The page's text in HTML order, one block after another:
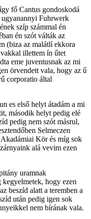
fő Cantus gondoskodá
Fuhrwerk
szíp számmal én
én szót válták az
(biza az malátlí ekkora
illettem ín űtet
eme juventusnak az mi
örvendett vala, hogy az ű
corporatio által
es első helyt átadám a mi
második helyt pedig elé
pedig nem szót másrul,
Selmeczen
Kör és míg sok
alá vevim ezen
uramnak
hogy ezen
beszíd alatt a teremben a
után pedig igen sok
nem bírának vala.